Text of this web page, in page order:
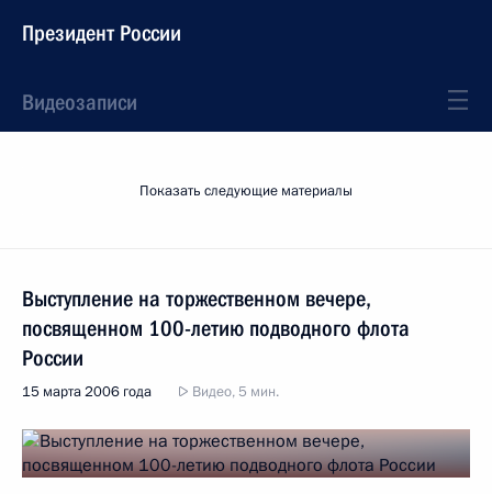
Президент России
Видеозаписи
Показать следующие материалы
Выступление на торжественном вечере,
посвященном 100-летию подводного флота
России
15 марта 2006 года Видео, 5 мин.